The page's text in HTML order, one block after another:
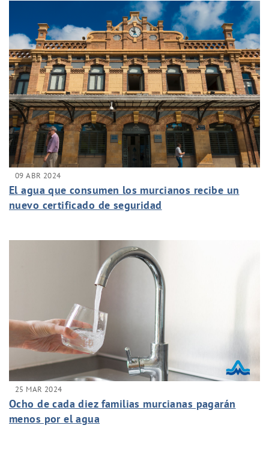
09 ABR 2024
El agua que consumen los murcianos recibe un
nuevo certificado de seguridad
25 MAR 2024
Ocho de cada diez familias murcianas pagarán
menos por el agua